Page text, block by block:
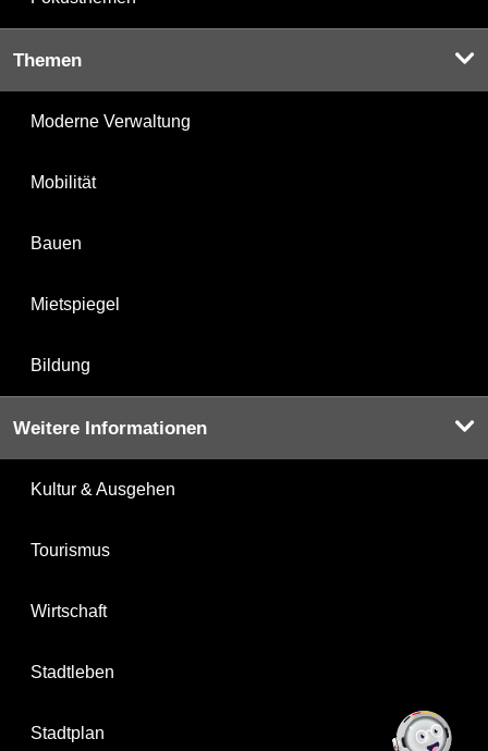
Themen
Moderne Verwaltung
Mobilität
Bauen
Mietspiegel
Bildung
Weitere Informationen
Kultur & Ausgehen
Tourismus
Wirtschaft
Stadtleben
Stadtplan